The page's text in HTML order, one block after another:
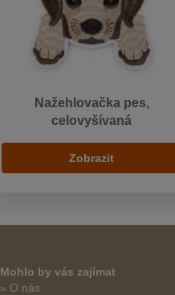
Nažehlovačka pes,
celovyšívaná
Zobrazit
Mohlo by vás zajímat
» O nás